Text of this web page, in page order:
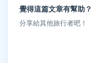
覺得這篇文章有幫助？
分享給其他旅行者吧！